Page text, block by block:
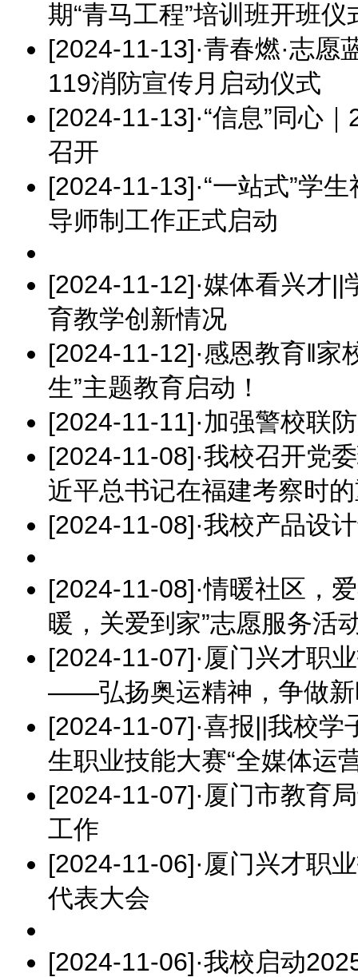
期“青马工程”培训班开班仪
[2024-11-13]·青春燃·志愿
119消防宣传月启动仪式
[2024-11-13]·“信息”同心
召开
[2024-11-13]·“一站式”学
导师制工作正式启动
[2024-11-12]·媒体看兴才||
育教学创新情况
[2024-11-12]·感恩教育‖家
生”主题教育启动！
[2024-11-11]·加强警校联
[2024-11-08]·我校召开党
近平总书记在福建考察时
[2024-11-08]·我校产品设
[2024-11-08]·情暖社区，
暖，关爱到家”志愿服务活
[2024-11-07]· 厦门兴才职
——弘扬奥运精神，争做新
[2024-11-07]·喜报||我校学
生职业技能大赛“全媒体运
[2024-11-07]· 厦门市教育
工作
[2024-11-06]· 厦门兴才职
代表大会
[2024-11-06]·我校启动